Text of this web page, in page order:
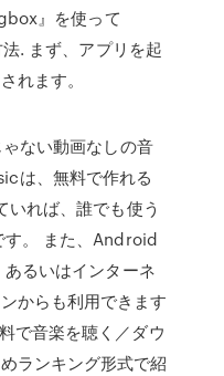
』を使って
. まず、アプリを起
れます。
ない動画なしの音
は、無料で作れる
れば、誰でも使う
す。 また、Android
るいはインターネ
からも利用できます
で音楽を聴く／ダウ
ランキング形式で紹